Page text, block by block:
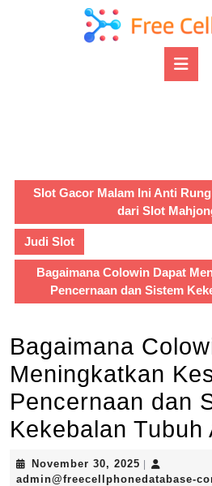
Slot Gacor Malam Ini Anti
dari Slot
Judi Slot
Bagaimana Colowin Dapat
Pencernaan dan Sistem
Bagaimana
Meningkatkan
Pencernaan dan
Kekebalan Tubuh
November 30, 2025 November
30,
admin@freecellphonedatabase-